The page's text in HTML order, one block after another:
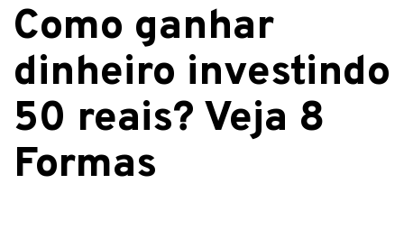
Como ganhar
dinheiro investindo
50 reais? Veja 8
Formas